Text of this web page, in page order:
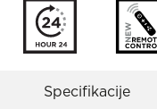
Specifikacije